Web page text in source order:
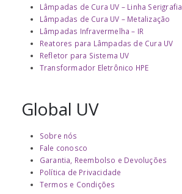
Lâmpadas de Cura UV – Linha Serigrafia
Lâmpadas de Cura UV – Metalização
Lâmpadas Infravermelha – IR
Reatores para Lâmpadas de Cura UV
Refletor para Sistema UV
Transformador Eletrônico HPE
Global UV
Sobre nós
Fale conosco
Garantia, Reembolso e Devoluções
Política de Privacidade
Termos e Condições